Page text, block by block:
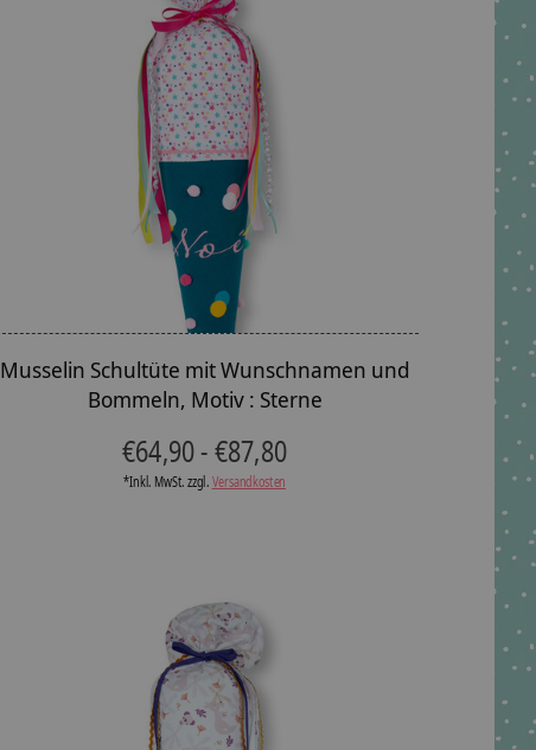
Musselin Schultüte mit Wunschnamen und
Bommeln, Motiv : Sterne
€64,90 - €87,80
*Inkl. MwSt. zzgl.Versandkosten